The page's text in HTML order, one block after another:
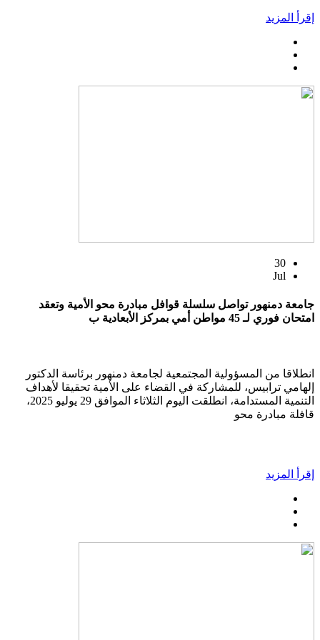
إقرأ المزيد
30
Jul
جامعة دمنهور تواصل سلسلة قوافل مبادرة محو الأمية وتعقد
امتحان فوري لـ 45 مواطن أمي بمركز الأبعادية ب
انطلاقا من المسؤولية المجتمعية لجامعة دمنهور برئاسة الدكتور
إلهامي ترابيس، للمشاركة في القضاء على الأمية تحقيقا لأهداف
التنمية المستدامة، انطلقت اليوم الثلاثاء الموافق 29 يوليو 2025،
قافلة مبادرة محو
إقرأ المزيد